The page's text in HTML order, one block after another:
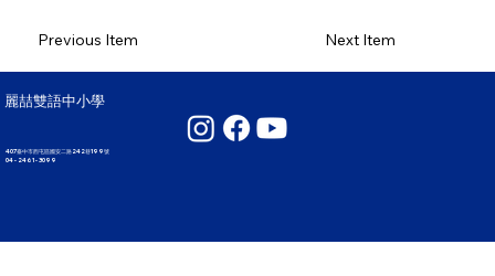
Previous Item Next Item
麗喆雙語中小學
407臺中市西屯區國安二路242巷199號
04 - 2461 - 3099